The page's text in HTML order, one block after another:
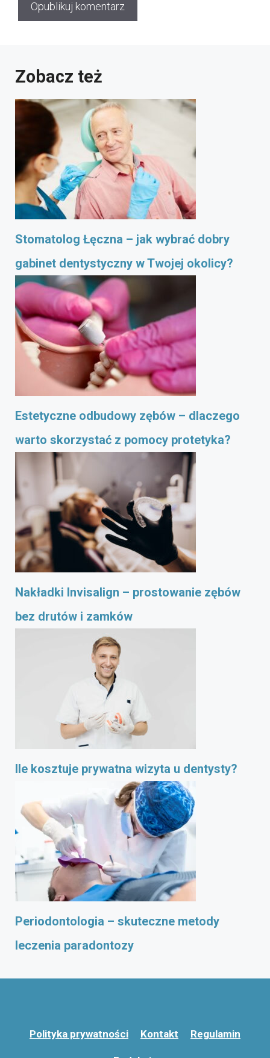
Zobacz też
Stomatolog Łęczna – jak wybrać dobry
gabinet dentystyczny w Twojej okolicy?
Estetyczne odbudowy zębów – dlaczego
warto skorzystać z pomocy protetyka?
Nakładki Invisalign – prostowanie zębów
bez drutów i zamków
Ile kosztuje prywatna wizyta u dentysty?
Periodontologia – skuteczne metody
leczenia paradontozy
Polityka prywatności Kontakt Regulamin